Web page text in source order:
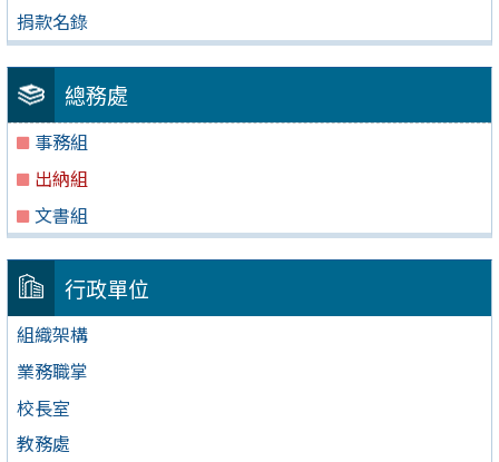
捐款名錄
總務處
事務組
出納組
文書組
行政單位
組織架構
業務職掌
校長室
教務處